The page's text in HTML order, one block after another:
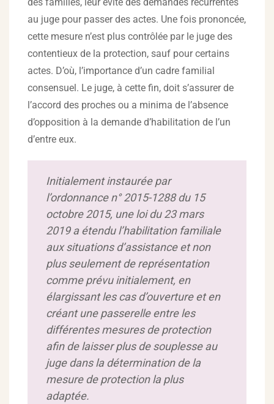
au juge pour passer des actes. Une fois prononcée,
cette mesure n’est plus contrôlée par le juge des
contentieux de la protection, sauf pour certains
actes. D’où, l’importance d’un cadre familial
consensuel. Le juge, à cette fin, doit s’assurer de
l’accord des proches ou a minima de l’absence
d’opposition à la demande d’habilitation de l’un
d’entre eux.
Initialement instaurée par
l’ordonnance n° 2015-1288 du 15
octobre 2015, une loi du 23 mars
2019 a étendu l’habilitation familiale
aux situations d’assistance et non
plus seulement de représentation
comme prévu initialement, en
élargissant les cas d’ouverture et en
créant une passerelle entre les
différentes mesures de protection
afin de laisser plus de souplesse au
juge dans la détermination de la
mesure de protection la plus
adaptée.